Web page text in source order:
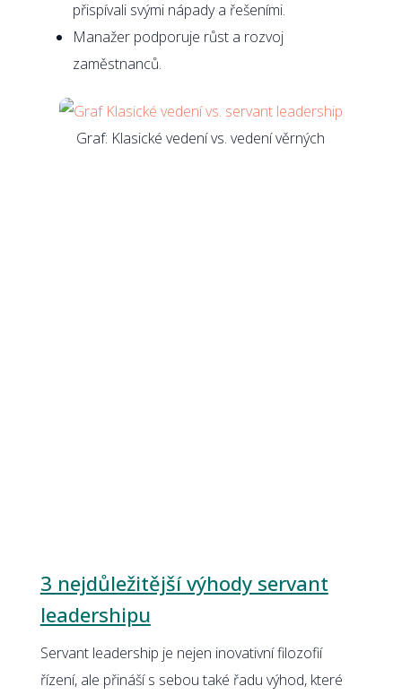
přispívali svými nápady a řešeními.
Manažer podporuje růst a rozvoj
zaměstnanců.
Graf: Klasické vedení vs. vedení věrných
3 nejdůležitější výhody servant
leadershipu
Servant leadership je nejen inovativní filozofií
řízení, ale přináší s sebou také řadu výhod, které